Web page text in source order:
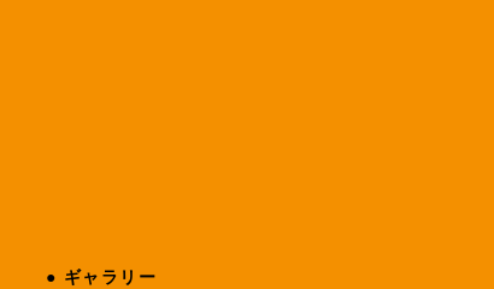
● ギャラリー